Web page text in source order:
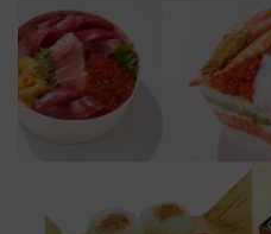
杯……工場直送生ビールや島グ
ルメが美味い